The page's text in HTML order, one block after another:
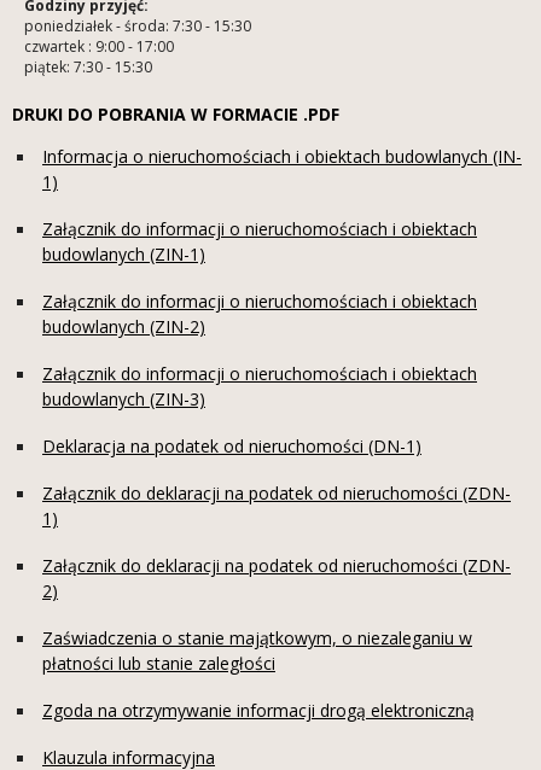
Godziny przyjęć:
poniedziałek - środa: 7:30 - 15:30
czwartek : 9:00 - 17:00
piątek: 7:30 - 15:30
DRUKI DO POBRANIA W FORMACIE .PDF
Informacja o nieruchomościach i obiektach budowlanych (IN-
1)
Załącznik do informacji o nieruchomościach i obiektach
budowlanych (ZIN-1)
Załącznik do informacji o nieruchomościach i obiektach
budowlanych (ZIN-2)
Załącznik do informacji o nieruchomościach i obiektach
budowlanych (ZIN-3)
Deklaracja na podatek od nieruchomości (DN-1)
Załącznik do deklaracji na podatek od nieruchomości (ZDN-
1)
Załącznik do deklaracji na podatek od nieruchomości (ZDN-
2)
Zaświadczenia o stanie majątkowym, o niezaleganiu w
płatności lub stanie zaległości
Zgoda na otrzymywanie informacji drogą elektroniczną
Klauzula informacyjna